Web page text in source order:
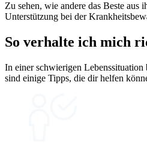
Zu sehen, wie andere das Beste
Unterstützung bei der
So verhalte ich mich
In einer schwierigen
sind einige Tipps, die dir helfen